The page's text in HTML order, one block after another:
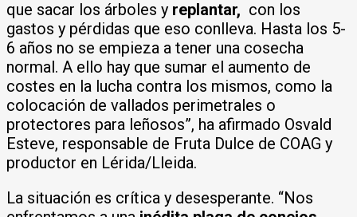
que sacar los árboles y replantar, con los
gastos y pérdidas que eso conlleva. Hasta los 5-
6 años no se empieza a tener una cosecha
normal. A ello hay que sumar el aumento de
costes en la lucha contra los mismos, como la
colocación de vallados perimetrales o
protectores para leñosos”, ha afirmado Osvald
Esteve, responsable de Fruta Dulce de COAG y
productor en Lérida/Lleida.
La situación es crítica y desesperante. “Nos